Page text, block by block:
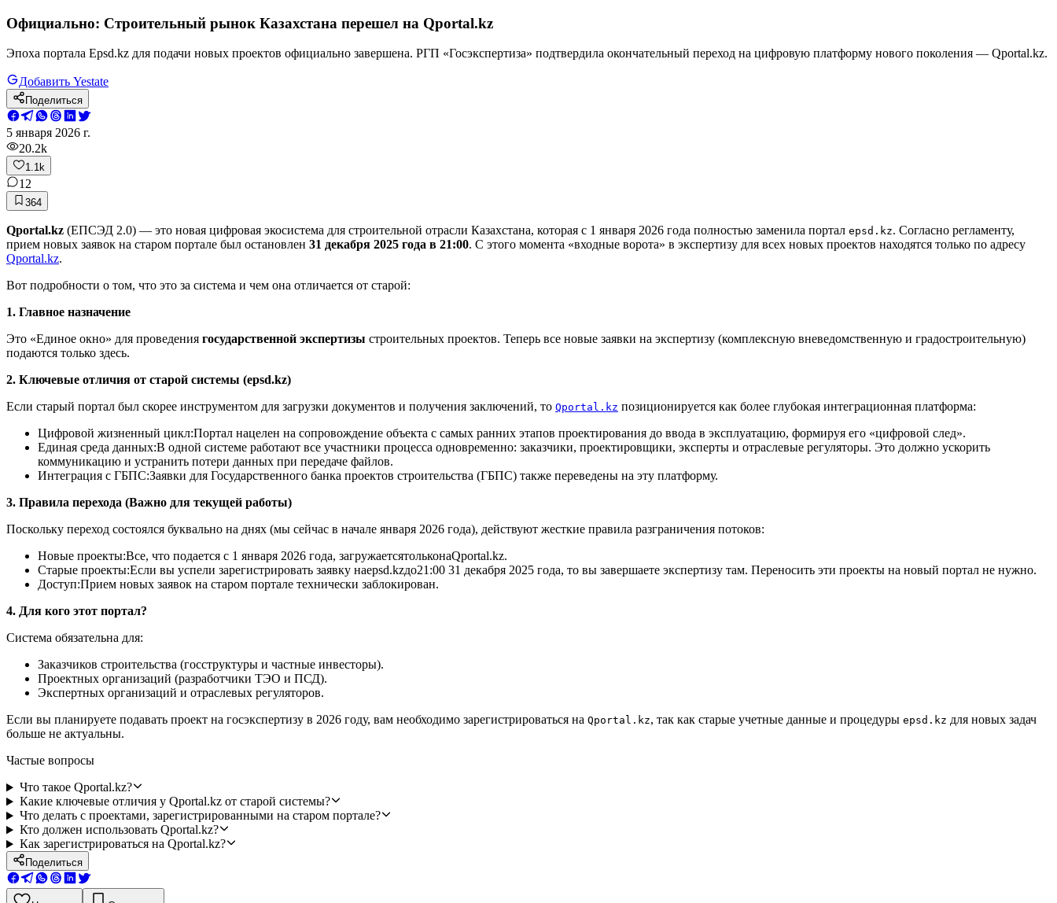
Официально: Строительный рынок Казахстана перешел на Qportal.kz
Эпоха портала Epsd.kz для подачи новых проектов официально завершена. РГП «Госэкспертиза» подтвердила окончательный переход на цифровую платформу нового поколения — Qportal.kz.
Добавить Yestate
Поделиться
5 января 2026 г.
20.2k
1.1k
12
364
Qportal.kz (ЕПСЭД 2.0) — это новая цифровая экосистема для строительной отрасли Казахстана, которая с 1 января 2026 года полностью заменила портал epsd.kz. Согласно регламенту,
прием новых заявок на старом портале был остановлен 31 декабря 2025 года в 21:00. С этого момента «входные ворота» в экспертизу для всех новых проектов находятся только по адресу
Qportal.kz.
Вот подробности о том, что это за система и чем она отличается от старой:
1. Главное назначение
Это «Единое окно» для проведения государственной экспертизы строительных проектов. Теперь все новые заявки на экспертизу (комплексную вневедомственную и градостроительную)
подаются только здесь.
2. Ключевые отличия от старой системы (epsd.kz)
Если старый портал был скорее инструментом для загрузки документов и получения заключений, то Qportal.kz позиционируется как более глубокая интеграционная платформа:
Цифровой жизненный цикл:Портал нацелен на сопровождение объекта с самых ранних этапов проектирования до ввода в эксплуатацию, формируя его «цифровой след».
Единая среда данных:В одной системе работают все участники процесса одновременно: заказчики, проектировщики, эксперты и отраслевые регуляторы. Это должно ускорить
коммуникацию и устранить потери данных при передаче файлов.
Интеграция с ГБПС:Заявки для Государственного банка проектов строительства (ГБПС) также переведены на эту платформу.
3. Правила перехода (Важно для текущей работы)
Поскольку переход состоялся буквально на днях (мы сейчас в начале января 2026 года), действуют жесткие правила разграничения потоков:
Новые проекты:Все, что подается с 1 января 2026 года, загружаетсятольконаQportal.kz.
Старые проекты:Если вы успели зарегистрировать заявку наepsd.kzдо21:00 31 декабря 2025 года, то вы завершаете экспертизу там. Переносить эти проекты на новый портал не нужно.
Доступ:Прием новых заявок на старом портале технически заблокирован.
4. Для кого этот портал?
Система обязательна для:
Заказчиков строительства (госструктуры и частные инвесторы).
Проектных организаций (разработчики ТЭО и ПСД).
Экспертных организаций и отраслевых регуляторов.
Если вы планируете подавать проект на госэкспертизу в 2026 году, вам необходимо зарегистрироваться на Qportal.kz, так как старые учетные данные и процедуры epsd.kz для новых задач
больше не актуальны.
Частые вопросы
Что такое Qportal.kz?
Какие ключевые отличия у Qportal.kz от старой системы?
Что делать с проектами, зарегистрированными на старом портале?
Кто должен использовать Qportal.kz?
Как зарегистрироваться на Qportal.kz?
Поделиться